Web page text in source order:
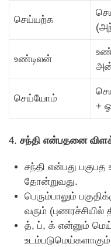
செய்யற்க
உண்டிலன்
உண்
செய்யோம்
+
4. சந்தி என்பதனை
சந்தி என்பது பகுபத
தோன்றுவது.
பெரும்பாலும்
வரும் (புணரச்சியில்
த், ப், க் என்னும்
உடம்படுமெய்களாகும்